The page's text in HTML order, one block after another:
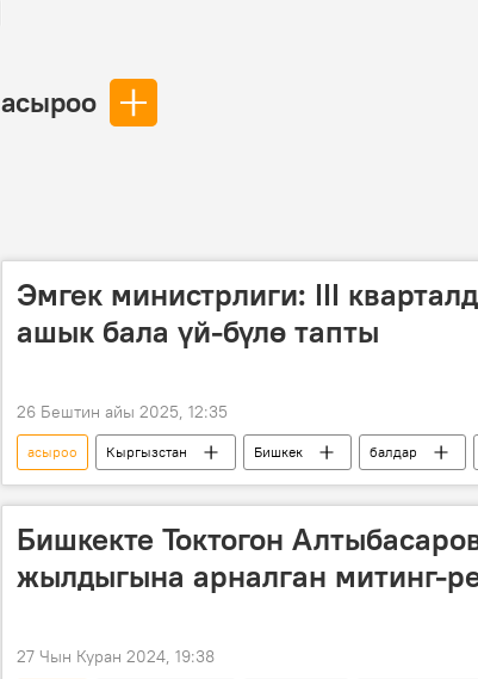
асыроо
Эмгек министрлиги: III
ашык бала үй-бүлө тапты
26 Бештин айы 2025, 12:35
асыроо Кыргызстан Бишкек балдар
бала
Бишкекте Токтогон
жылдыгына арналган митинг-
27 Чын Куран 2024, 19:38